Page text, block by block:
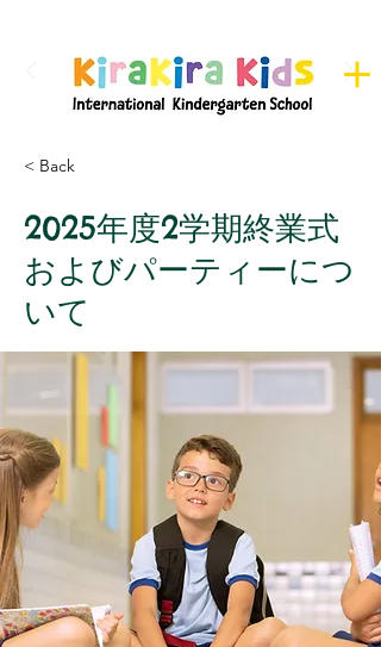
Register here for Camps
< Back
2025年度2学期終業式
およびパーティーにつ
いて